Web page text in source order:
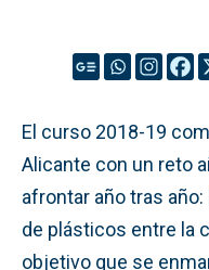
El curso 2018-19
Alicante con un reto
afrontar año tras
de plásticos entre la
objetivo que se